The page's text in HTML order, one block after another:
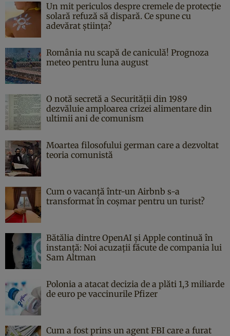
Un mit periculos despre cremele de protecție
solară refuză să dispară. Ce spune cu
adevărat știința?
România nu scapă de caniculă! Prognoza
meteo pentru luna august
O notă secretă a Securității din 1989
dezvăluie amploarea crizei alimentare din
ultimii ani de comunism
Moartea filosofului german care a dezvoltat
teoria comunistă
Cum o vacanță într-un Airbnb s-a
transformat în coșmar pentru un turist?
Bătălia dintre OpenAI și Apple continuă în
instanță: Noi acuzații făcute de compania lui
Sam Altman
Polonia a atacat decizia de a plăti 1,3 miliarde
de euro pe vaccinurile Pfizer
Cum a fost prins un agent FBI care a furat